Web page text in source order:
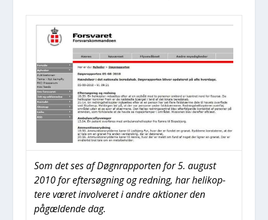
Som det ses af Døgn­rap­por­ten for 5. august
2010 for efter­søg­ning og red­ning, har heli­kop­
te­re været invol­ve­ret i andre aktio­ner den
pågæl­den­de dag.